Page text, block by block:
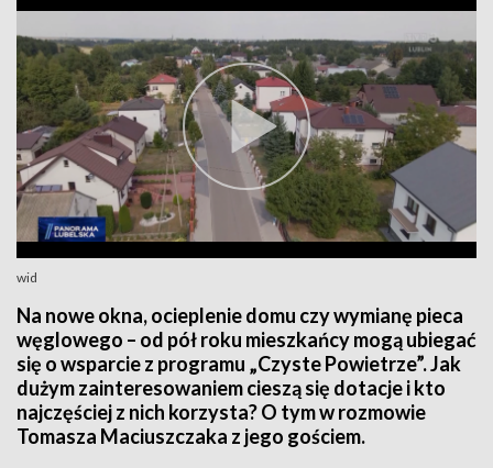
wid
Na nowe okna, ocieplenie domu czy wymianę pieca
węglowego – od pół roku mieszkańcy mogą ubiegać
się o wsparcie z programu „Czyste Powietrze”. Jak
dużym zainteresowaniem cieszą się dotacje i kto
najczęściej z nich korzysta? O tym w rozmowie
Tomasza Maciuszczaka z jego gościem.